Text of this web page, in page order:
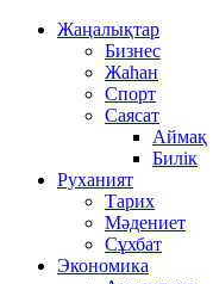
Жаңалықтар
Бизнес
Жаһан
Спорт
Саясат
Аймақ
Билік
Руханият
Тарих
Мәдениет
Сұхбат
Экономика